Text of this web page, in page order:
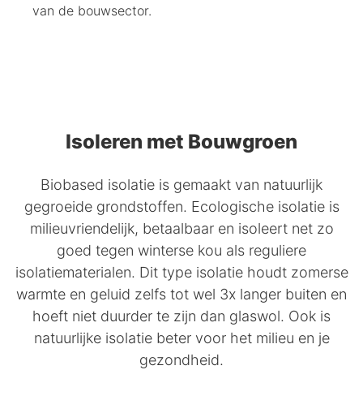
van de bouwsector.
Isoleren met Bouwgroen
Biobased isolatie is gemaakt van natuurlijk
gegroeide grondstoffen. Ecologische isolatie is
milieuvriendelijk, betaalbaar en isoleert net zo
goed tegen winterse kou als reguliere
isolatiematerialen. Dit type isolatie houdt zomerse
warmte en geluid zelfs tot wel 3x langer buiten en
hoeft niet duurder te zijn dan glaswol. Ook is
natuurlijke isolatie beter voor het milieu en je
gezondheid.